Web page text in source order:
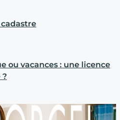
ou vacances : une licence
?